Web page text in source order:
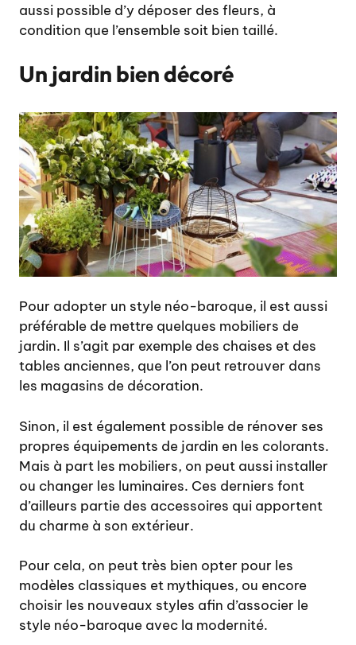
aussi possible d’y déposer des fleurs, à
condition que l’ensemble soit bien taillé.
Un jardin bien décoré
Pour adopter un style néo-baroque, il est aussi
préférable de mettre quelques mobiliers de
jardin. Il s’agit par exemple des chaises et des
tables anciennes, que l’on peut retrouver dans
les magasins de décoration.
Sinon, il est également possible de rénover ses
propres équipements de jardin en les colorants.
Mais à part les mobiliers, on peut aussi installer
ou changer les luminaires. Ces derniers font
d’ailleurs partie des accessoires qui apportent
du charme à son extérieur.
Pour cela, on peut très bien opter pour les
modèles classiques et mythiques, ou encore
choisir les nouveaux styles afin d’associer le
style néo-baroque avec la modernité.